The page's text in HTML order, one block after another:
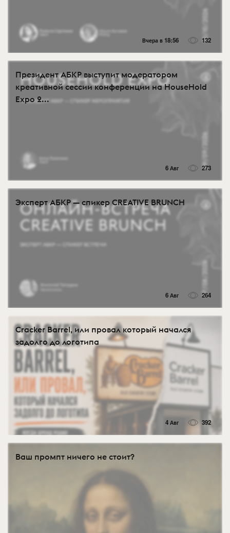
Вчера в 18:56 132
Президент АБКР выступит модератором
креативной сессии конференции на HouseHold
Expo 2...
6 Авг 273
Эксперт АБКР — спикер CREATIVE BRUNCH
6 Авг 264
Cracker Barrel, или провал который начался
задолго до логотипа
4 Авг 392
Ваш промпт ничего не стоит?